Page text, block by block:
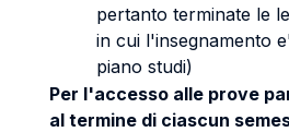
pertanto terminate le
in cui l'insegnamento
piano studi)
Per l'accesso alle prove
al termine di ciascun